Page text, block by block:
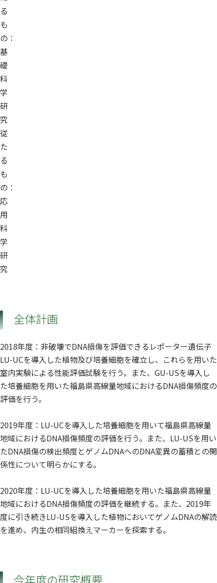
る
も
の：
基
礎
科
学
研
究
従
た
る
も
の：
応
用
科
学
研
究
全体計画
2018年度：非破壊でDNA損傷を評価できるレポーター遺伝子
LU-UCを導入した植物及び培養細胞を確立し、これらを用いた
室内実験による性能評価試験を行う。また、GU-USを導入し
た培養細胞を用いた福島県高線量地域におけるDNA損傷頻度の
評価を行う。
2019年度：LU-UCを導入した培養細胞を用いて福島県高線量
地域におけるDNA損傷頻度の評価を行う。また、LU-USを用い
たDNA損傷の検出頻度とゲノムDNAへのDNA変異の蓄積との関
係性について明らかにする。
2020年度：LU-UCを導入した培養細胞を用いた福島県高線量
地域におけるDNA損傷頻度の評価を継続する。また、2019年
度に引き続きLU-USを導入した植物においてゲノムDNAの解読
を進め、内生の相同組換えマーカーを探索する。
今年度の研究概要